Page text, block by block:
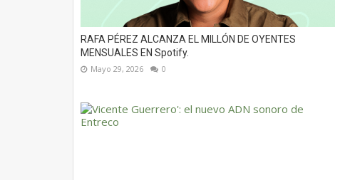
RAFA PÉREZ ALCANZA EL MILLÓN DE OYENTES
MENSUALES EN Spotify.
Mayo 29, 2026 0